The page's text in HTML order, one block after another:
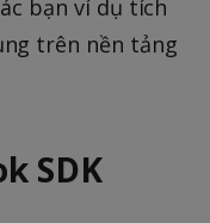
bạn ví dụ tích
trên nền tảng
SDK